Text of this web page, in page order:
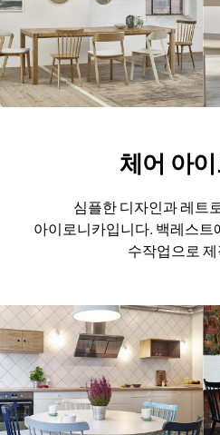
체어 아
심플한 디자인과 레트
아이로니카입니다. 백레스트
수작업으로